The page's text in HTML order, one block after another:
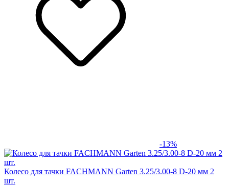
-13%
Колесо для тачки FACHMANN Garten 3.25/3.00-8 D-20 мм 2
шт.